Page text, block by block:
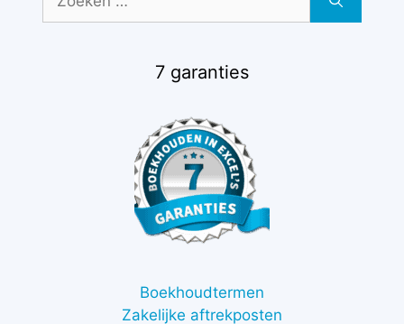
7 garanties
Boekhoudtermen
Zakelijke aftrekposten